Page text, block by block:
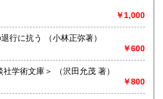
￥1,000
武器になる思想 知の退行に抗う （小林正弥著）
￥600
論理と思想構造 ＜講談社学術文庫＞ （沢田允茂 著）
￥800